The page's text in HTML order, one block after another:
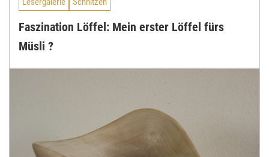
Faszination Löffel: Mein erster Löffel fürs
Müsli ?